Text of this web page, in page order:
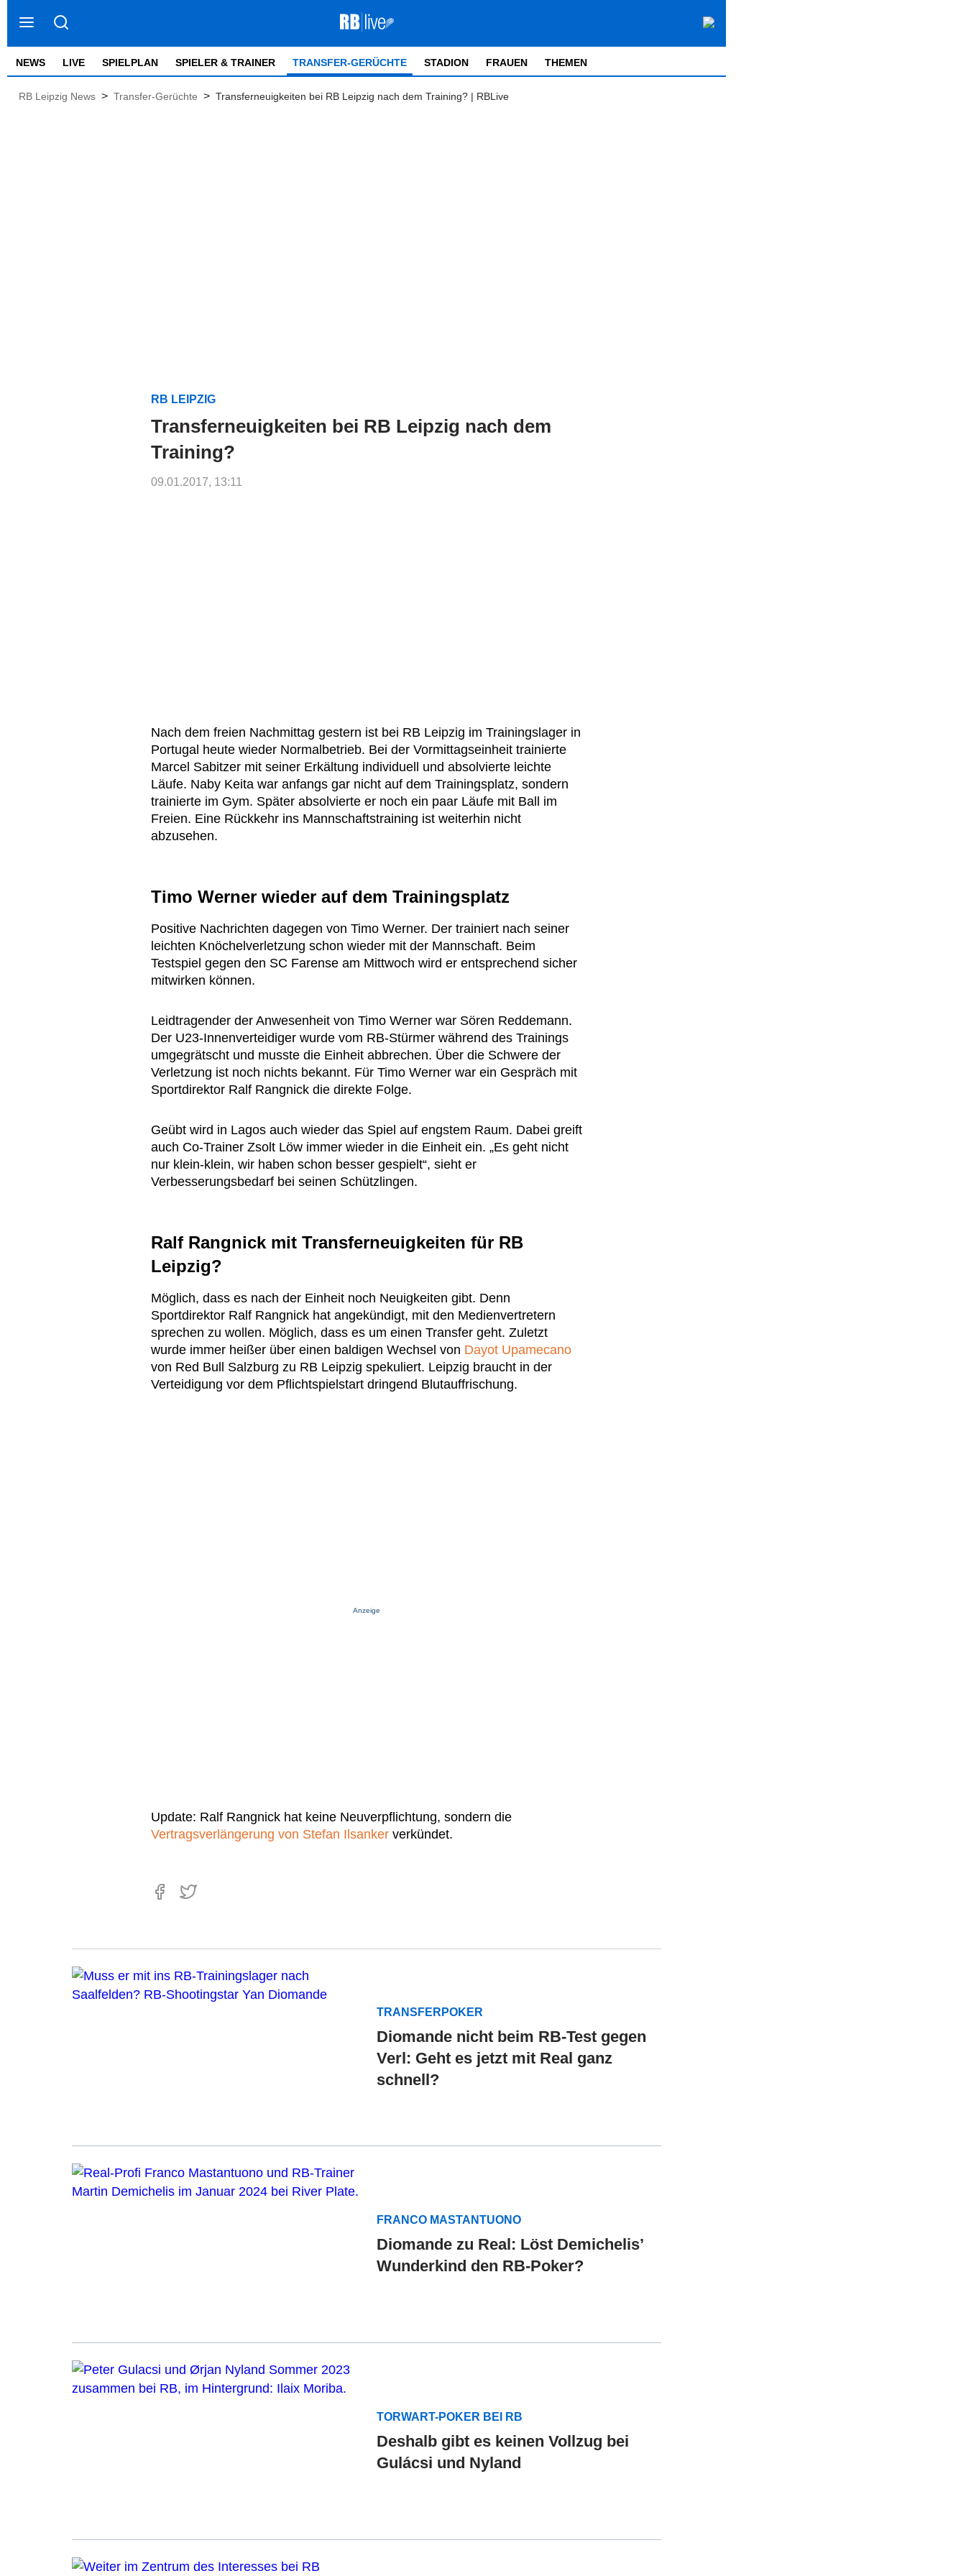
NEWS LIVE SPIELPLAN SPIELER & TRAINER TRANSFER-GERÜCHTE STADION FRAUEN THEMEN
RB Leipzig News > Transfer-Gerüchte > Transferneuigkeiten bei RB Leipzig nach dem Training? | RBLive
RB LEIPZIG
Transferneuigkeiten bei RB Leipzig nach dem
Training?
09.01.2017, 13:11
Nach dem freien Nachmittag gestern ist bei RB Leipzig im Trainingslager in
Portugal heute wieder Normalbetrieb. Bei der Vormittagseinheit trainierte
Marcel Sabitzer mit seiner Erkältung individuell und absolvierte leichte
Läufe. Naby Keita war anfangs gar nicht auf dem Trainingsplatz, sondern
trainierte im Gym. Später absolvierte er noch ein paar Läufe mit Ball im
Freien. Eine Rückkehr ins Mannschaftstraining ist weiterhin nicht
abzusehen.
Timo Werner wieder auf dem Trainingsplatz
Positive Nachrichten dagegen von Timo Werner. Der trainiert nach seiner
leichten Knöchelverletzung schon wieder mit der Mannschaft. Beim
Testspiel gegen den SC Farense am Mittwoch wird er entsprechend sicher
mitwirken können.
Leidtragender der Anwesenheit von Timo Werner war Sören Reddemann.
Der U23-Innenverteidiger wurde vom RB-Stürmer während des Trainings
umgegrätscht und musste die Einheit abbrechen. Über die Schwere der
Verletzung ist noch nichts bekannt. Für Timo Werner war ein Gespräch mit
Sportdirektor Ralf Rangnick die direkte Folge.
Geübt wird in Lagos auch wieder das Spiel auf engstem Raum. Dabei greift
auch Co-Trainer Zsolt Löw immer wieder in die Einheit ein. „Es geht nicht
nur klein-klein, wir haben schon besser gespielt“, sieht er
Verbesserungsbedarf bei seinen Schützlingen.
Ralf Rangnick mit Transferneuigkeiten für RB
Leipzig?
Möglich, dass es nach der Einheit noch Neuigkeiten gibt. Denn
Sportdirektor Ralf Rangnick hat angekündigt, mit den Medienvertretern
sprechen zu wollen. Möglich, dass es um einen Transfer geht. Zuletzt
wurde immer heißer über einen baldigen Wechsel von Dayot Upamecano
von Red Bull Salzburg zu RB Leipzig spekuliert. Leipzig braucht in der
Verteidigung vor dem Pflichtspielstart dringend Blutauffrischung.
Anzeige
Update: Ralf Rangnick hat keine Neuverpflichtung, sondern die
Vertragsverlängerung von Stefan Ilsanker verkündet.
TRANSFERPOKER
Diomande nicht beim RB-Test gegen
Verl: Geht es jetzt mit Real ganz
schnell?
FRANCO MASTANTUONO
Diomande zu Real: Löst Demichelis’
Wunderkind den RB-Poker?
TORWART-POKER BEI RB
Deshalb gibt es keinen Vollzug bei
Gulácsi und Nyland